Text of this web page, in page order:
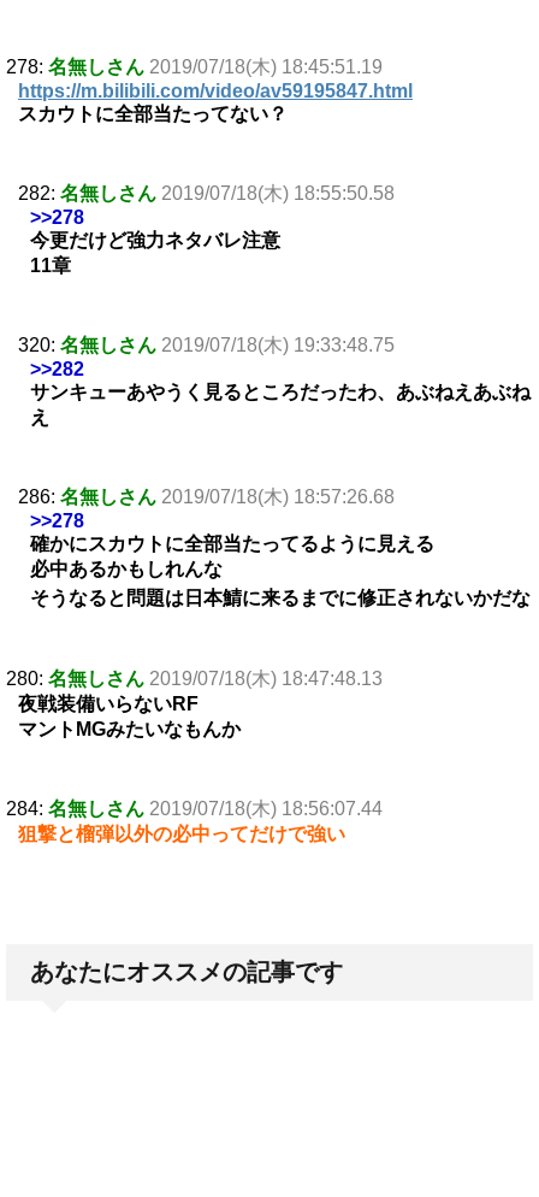
278: 名無しさん 2019/07/18(木) 18:45:51.19
https://m.bilibili.com/video/av59195847.html
スカウトに全部当たってない？
282: 名無しさん 2019/07/18(木) 18:55:50.58
>>278
今更だけど強力ネタバレ注意
11章
320: 名無しさん 2019/07/18(木) 19:33:48.75
>>282
サンキューあやうく見るところだったわ、あぶねえあぶね
え
286: 名無しさん 2019/07/18(木) 18:57:26.68
>>278
確かにスカウトに全部当たってるように見える
必中あるかもしれんな
そうなると問題は日本鯖に来るまでに修正されないかだな
280: 名無しさん 2019/07/18(木) 18:47:48.13
夜戦装備いらないRF
マントMGみたいなもんか
284: 名無しさん 2019/07/18(木) 18:56:07.44
狙撃と榴弾以外の必中ってだけで強い
あなたにオススメの記事です